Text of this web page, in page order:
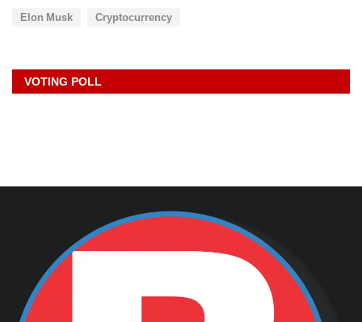
Elon Musk Cryptocurrency
VOTING POLL